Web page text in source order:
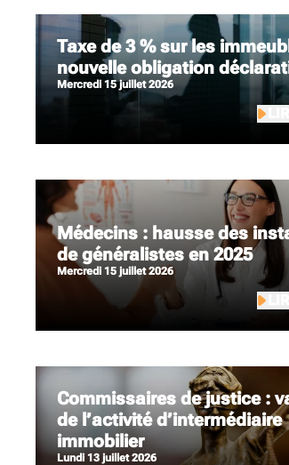
Taxe de 3 % sur les
nouvelle obligation
mercredi 15 juillet 2026
Médecins : hausse des
de généralistes en 2025
mercredi 15 juillet 2026
Commissaires de justice :
de l’activité d’intermédiaire
immobilier
lundi 13 juillet 2026